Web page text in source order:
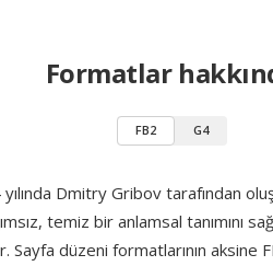
Formatlar
FB2 G4
Dmitry Gribov tarafından
temiz bir anlamsal tanımını
Sayfa düzeni formatlarının aksine